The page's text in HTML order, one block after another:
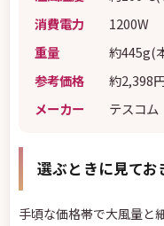
消費電力
1200W
重量
約445g(
参考価格
約2,398
メーカー
テスコム
選ぶときに見てお
手頃な価格帯で大風量と